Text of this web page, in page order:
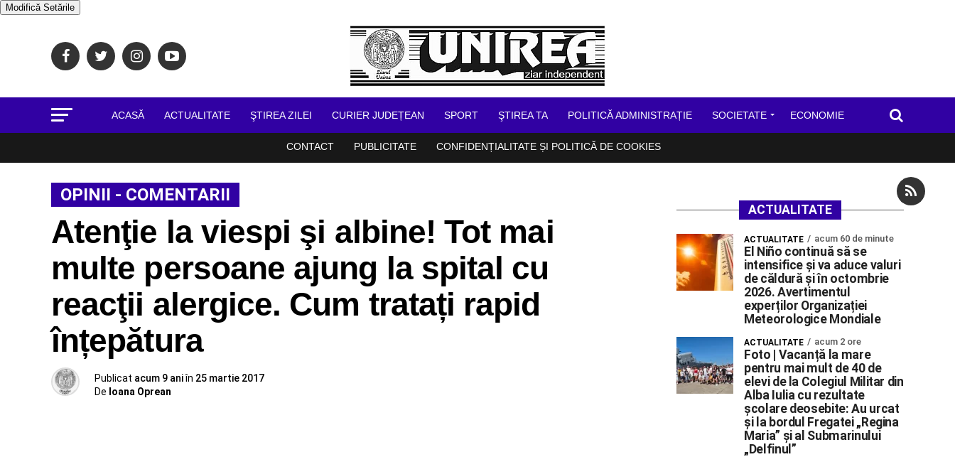
Modifică Setările
ACASĂ ACTUALITATE ŞTIREA ZILEI CURIER JUDEȚEAN SPORT ŞTIREA TA POLITICĂ ADMINISTRAȚIE SOCIETATE ECONOMIE
CONTACT PUBLICITATE CONFIDENȚIALITATE ȘI POLITICĂ DE COOKIES
OPINII - COMENTARII
Atenţie la viespi şi albine! Tot mai
multe persoane ajung la spital cu
reacţii alergice. Cum tratați rapid
înțepătura
Publicat acum 9 aniîn 25 martie 2017
De Ioana Oprean
ACTUALITATE
ACTUALITATE acum 60 de minute
El Niño continuă să se
intensifice și va aduce valuri
de căldură și în octombrie
2026. Avertimentul
experților Organizației
Meteorologice Mondiale
ACTUALITATE acum 2 ore
Foto | Vacanță la mare
pentru mai mult de 40 de
elevi de la Colegiul Militar din
Alba Iulia cu rezultate
școlare deosebite: Au urcat
și la bordul Fregatei „Regina
Maria” și al Submarinului
„Delfinul”